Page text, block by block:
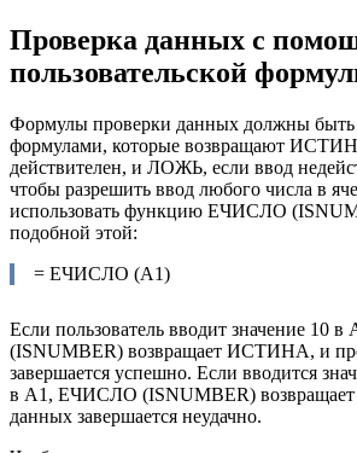
Проверка данных с
пользовательской
Формулы проверки данных должны быть
формулами, которые возвращают
действителен, и ЛОЖЬ, если ввод
чтобы разрешить ввод любого числа в
использовать функцию ЕЧИСЛО
подобной этой:
= ЕЧИСЛО (А1)
Если пользователь вводит значение 10
(ISNUMBER) возвращает ИСТИНА, и
завершается успешно. Если вводится
в A1, ЕЧИСЛО (ISNUMBER)
данных завершается неудачно.